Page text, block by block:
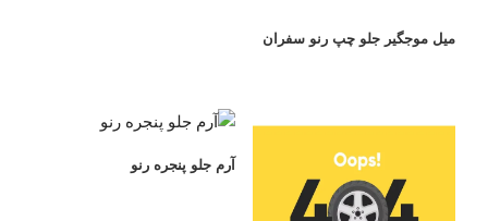
میل موجگیر جلو چپ رنو سفران
آرم جلو پنجره رنو